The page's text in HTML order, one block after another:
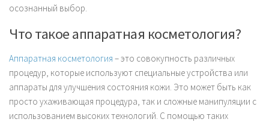
осознанный выбор.
Что такое аппаратная косметология?
Аппаратная косметология – это совокупность различных
процедур, которые используют специальные устройства или
аппараты для улучшения состояния кожи. Это может быть как
просто ухаживающая процедура, так и сложные манипуляции с
использованием высоких технологий. С помощью таких